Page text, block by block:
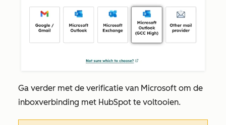
Ga verder met de verificatie van Microsoft om de
inboxverbinding met HubSpot te voltooien.